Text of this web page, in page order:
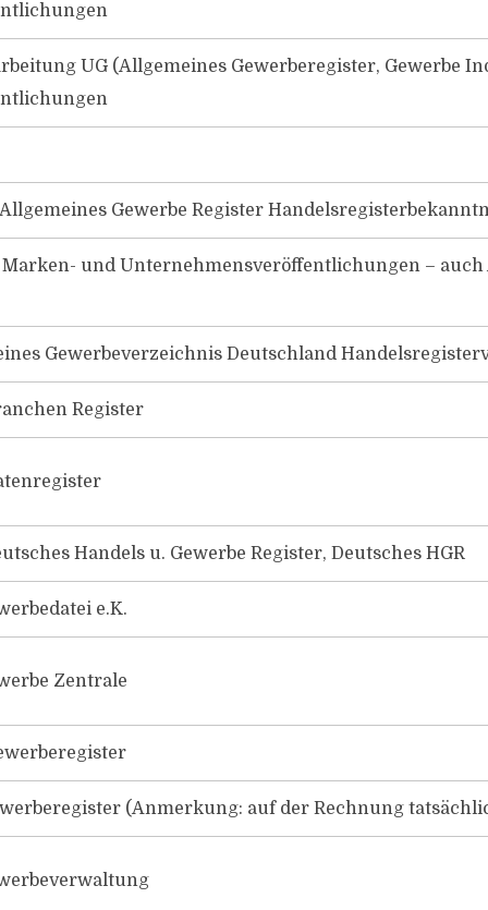
UG (Allgemeines Gewerberegister, Gewerbe
Allgemeines Gewerbe Register
Marken- und Unternehmensveröffentlichungen –
Gewerbeverzeichnis Deutschland
Register
Handels u. Gewerbe Register, Deutsches HGR
e.K.
Zentrale
(Anmerkung: auf der Rechnung